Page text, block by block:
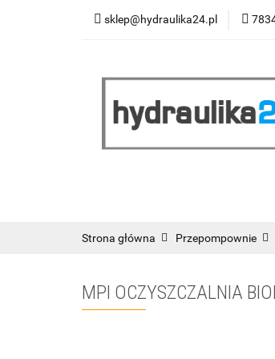
sklep@hydraulika24.pl
RATY/LEASING
Strona główna Przepompownie
MPI OCZYSZCZALNIA